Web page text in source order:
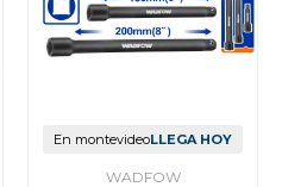
En montevideoLLEGA HOY
WADFOW